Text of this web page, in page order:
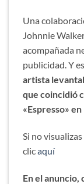
Una
Johnnie
acompañada
publicidad. Y
artista
que coincidió
«Espresso»
Si no
clicaquí
En el